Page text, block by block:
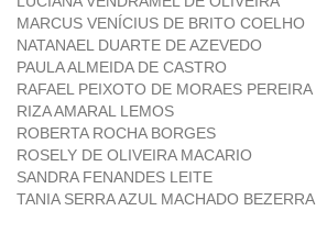
MARCUS VENÍCIUS DE BRITO COELHO
NATANAEL DUARTE DE AZEVEDO
PAULA ALMEIDA DE CASTRO
RAFAEL PEIXOTO DE MORAES PEREIRA
RIZA AMARAL LEMOS
ROBERTA ROCHA BORGES
ROSELY DE OLIVEIRA MACARIO
SANDRA FENANDES LEITE
TANIA SERRA AZUL MACHADO BEZERRA